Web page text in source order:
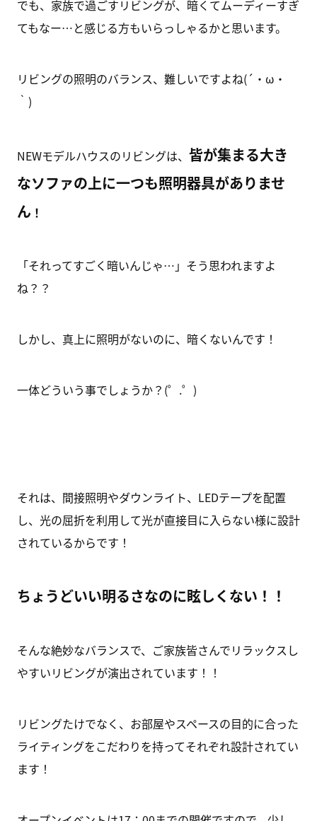
でも、家族で過ごすリビングが、暗くてムーディーすぎ
てもなー…と感じる方もいらっしゃるかと思います。
リビングの照明のバランス、難しいですよね(´・ω・
｀)
NEWモデルハウスのリビングは、 皆が集まる大き
なソファの上に一つも照明器具がありませ
ん ！
「それってすごく暗いんじゃ…」そう思われますよ
ね？？
しかし、真上に照明がないのに、暗くないんです！
一体どういう事でしょうか？(゜.゜)
それは、間接照明やダウンライト、LEDテープを配置
し、光の屈折を利用して光が直接目に入らない様に設計
されているからです！
ちょうどいい明るさなのに眩しくない！！
そんな絶妙なバランスで、ご家族皆さんでリラックスし
やすいリビングが演出されています！！
リビングたけでなく、お部屋やスペースの目的に合った
ライティングをこだわりを持ってそれぞれ設計されてい
ます！